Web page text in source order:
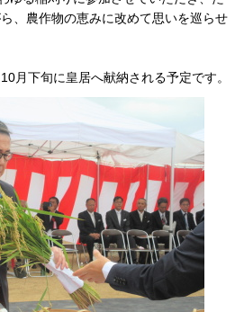
、農作物の恵みに改めて思いを巡らせ
月下旬に皇居へ献納される予定です。